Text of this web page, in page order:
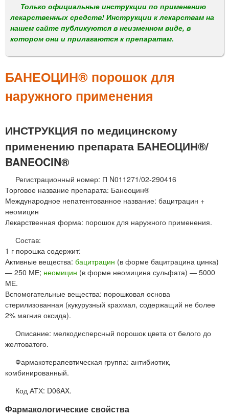
м
е
н
Только официальные инструкции по применению
лекарственных средств! Инструкции к лекарствам на
нашем сайте публикуются в неизменном виде, в
котором они и прилагаются к препаратам.
БАНЕОЦИН® порошок для
наружного применения
ИНСТРУКЦИЯ по медицинскому
применению препарата БАНЕОЦИН®/
BANEOCIN®
Регистрационный номер: П N011271/02-290416
Торговое название препарата: Банеоцин®
Международное непатентованное название: бацитрацин +
неомицин
Лекарственная форма: порошок для наружного применения.
Состав:
1 г порошка содержит:
Активные вещества: бацитрацин (в форме бацитрацина цинка)
— 250 МЕ; неомицин (в форме неомицина сульфата) — 5000
МЕ.
Вспомогательные вещества: порошковая основа
стерилизованная (кукурузный крахмал, содержащий не более
2% магния оксида).
Описание: мелкодисперсный порошок цвета от белого до
желтоватого.
Фармакотерапевтическая группа: антибиотик,
комбинированный.
Код АТХ: D06AX.
Фармакологические свойства